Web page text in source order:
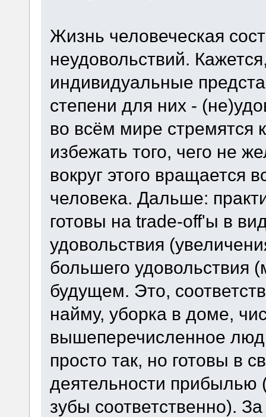
Жизнь человеческая
неудовольствий.
индивидуальные
степени для них -
во всём мире стремятся
избежать того, чего не
вокруг этого вращается
человека. Дальше:
готовы на trade-off'ы в
удовольствия
большего удовольствия
будущем. Это,
найму, уборка в доме,
вышеперечисленное
просто так, но готовы в
деятельности прибылью
зубы соответственно).